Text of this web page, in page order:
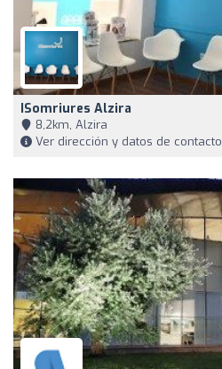
ISomriures Alzira
8,2km, Alzira
Ver dirección y datos de contacto